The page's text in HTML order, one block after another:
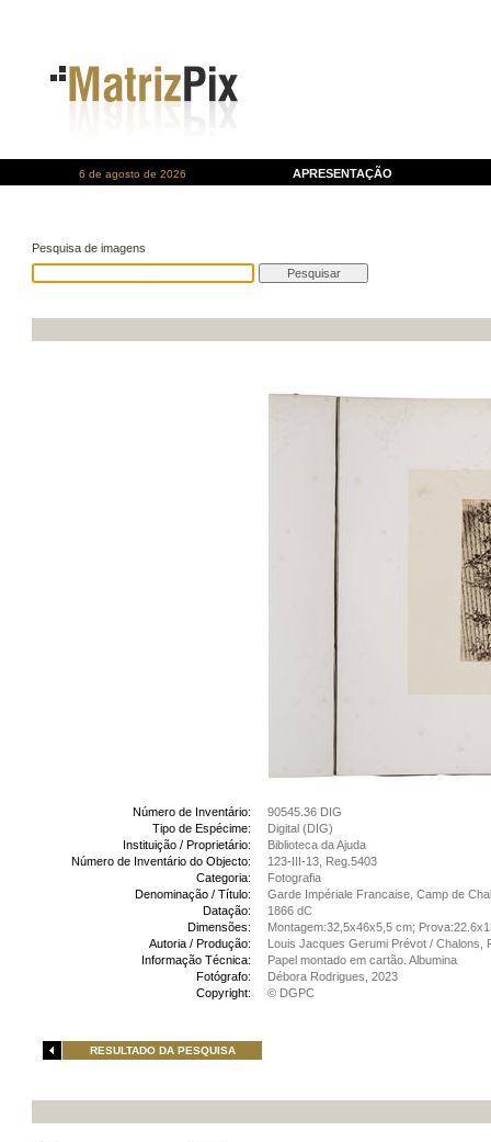
6 de agosto de 2026 APRESENTAÇÃO
Pesquisa de imagens
Número de Inventário:
90545.36 DIG
Tipo de Espécime:
Digital (DIG)
Instituição / Proprietário:
Biblioteca da Ajuda
Número de Inventário do Objecto:
123-III-13, Reg.5403
Categoria:
Fotografia
Denominação / Título:
Garde Impériale Francaise, Camp de
Datação:
1866 dC
Dimensões:
Montagem:32,5x46x5,5 cm;
Autoria / Produção:
Louis Jacques Gerumi Prévot / Chalons,
Informação Técnica:
Papel montado em cartão. Albumina
Fotógrafo:
Débora Rodrigues, 2023
Copyright:
© DGPC
RESULTADO DA PESQUISA